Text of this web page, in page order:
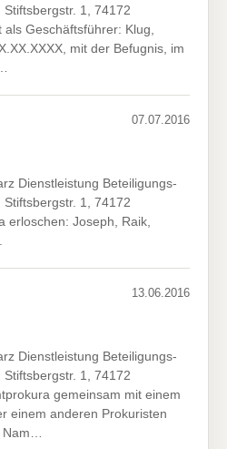
1, 74172
als Geschäftsführer: Klug,
mit der Befugnis, im
07.07.2016
Dienstleistung Beteiligungs-
1, 74172
erloschen: Joseph, Raik,
13.06.2016
Dienstleistung Beteiligungs-
1, 74172
gemeinsam mit einem
einem anderen Prokuristen